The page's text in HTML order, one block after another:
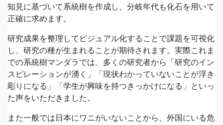
知見に基づいて系統樹を作成し、分岐年代も化石を用いて
正確に求めます。
研究成果を整理してビジュアル化することで課題を可視化
し、研究の種が生まれることが期待されます。実際これま
での系統樹マンダラでは、多くの研究者から「研究のイン
スピレーションが湧く」「現状わかっていないことが浮き
彫りになる」「学生が興味を持つきっかけになる」といっ
た声をいただきました。
また一般では日本にワニがいないことから、外国にいる危